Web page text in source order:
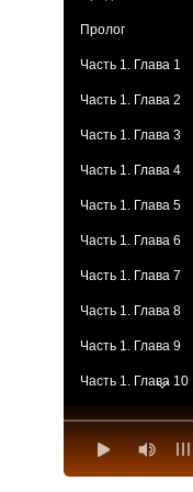
Пролог
Часть 1. Глава 1
Часть 1. Глава 2
Часть 1. Глава 3
Часть 1. Глава 4
Часть 1. Глава 5
Часть 1. Глава 6
Часть 1. Глава 7
Часть 1. Глава 8
Часть 1. Глава 9
Часть 1. Глава 10
Часть 2. Глава 1
Часть 2. Глава 2